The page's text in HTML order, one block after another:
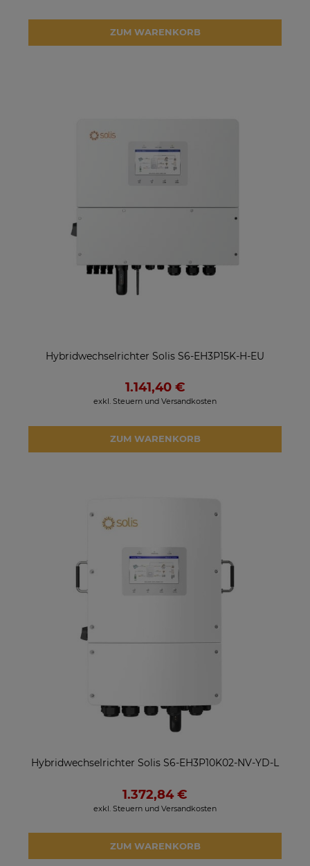
ZUM WARENKORB
Hybridwechselrichter Solis S6-EH3P15K-H-EU
1.141,40 €
exkl. Steuern und Versandkosten
ZUM WARENKORB
Hybridwechselrichter Solis S6-EH3P10K02-NV-YD-L
1.372,84 €
exkl. Steuern und Versandkosten
ZUM WARENKORB